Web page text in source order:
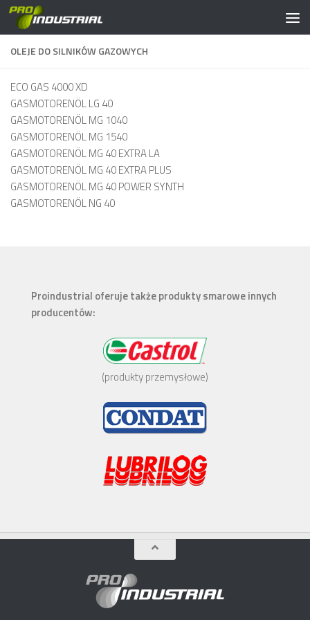
Przejdź do treści
OLEJE DO SILNIKÓW GAZOWYCH
ECO GAS 4000 XD
GASMOTORENÖL LG 40
GASMOTORENÖL MG 1040
GASMOTORENÖL MG 1540
GASMOTORENÖL MG 40 EXTRA LA
GASMOTORENÖL MG 40 EXTRA PLUS
GASMOTORENÖL MG 40 POWER SYNTH
GASMOTORENÖL NG 40
Proindustrial oferuje także produkty smarowe innych
producentów:
(produkty przemysłowe)